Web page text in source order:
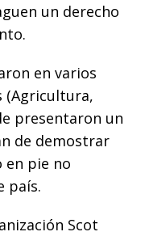
un derecho
en varios
(Agricultura,
presentaron un
de demostrar
en pie no
país.
Scot